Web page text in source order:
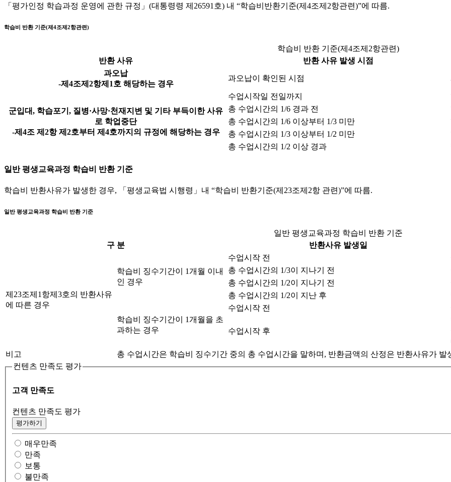
「평가인정 학습과정 운영에 관한 규정」(대통령령 제26591호) 내 “학습비반환기준(제4조제2항관련)”에 따름.
학습비 반환 기준(제4조제2항관련)
학습비 반환 기준(제4조제2항관련)
반환 사유
반환 사유 발생 시점
과오납
-제4조제2항제1호 해당하는 경우
과오납이 확인된 시점
군입대, 학습포기, 질병·사망·천재지변 및 기타 부득이한 사유
로 학업중단
-제4조 제2항 제2호부터 제4호까지의 규정에 해당하는 경우
수업시작일 전일까지
총 수업시간의 1/6 경과 전
총 수업시간의 1/6 이상부터 1/3 미만
총 수업시간의 1/3 이상부터 1/2 미만
총 수업시간의 1/2 이상 경과
일반 평생교육과정 학습비 반환 기준
학습비 반환사유가 발생한 경우, 「평생교육법 시행령」내 “학습비 반환기준(제23조제2항 관련)”에 따름.
일반 평생교육과정 학습비 반환 기준
일반 평생교육과정 학습비 반환 기준
구 분
반환사유 발생일
제23조제1항제3호의 반환사유
에 따른 경우
학습비 징수기간이 1개월 이내
인 경우
수업시작 전
총 수업시간의 1/3이 지나기 전
총 수업시간의 1/2이 지나기 전
총 수업시간의 1/2이 지난 후
학습비 징수기간이 1개월을 초
과하는 경우
수업시작 전
수업시작 후
비고
총 수업시간은 학습비 징수기간 중의 총 수업시간을 말하며, 반환금액의 산정은 반환사유가
컨텐츠 만족도 평가
고객 만족도
컨텐츠 만족도 평가
평가하기
매우만족
만족
보통
불만족